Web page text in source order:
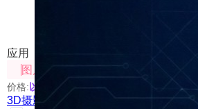
应用
图片处理
价格:以具体使用的模型为准
3D摄影棚